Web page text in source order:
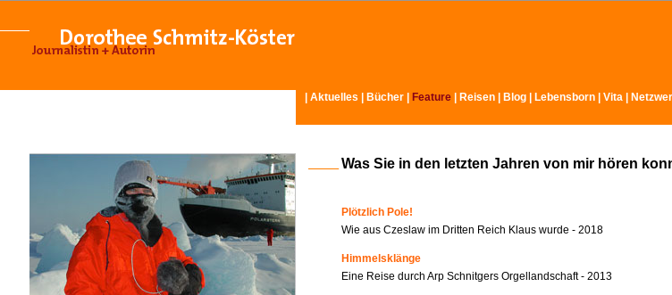
Aktuelles Bücher Feature Reisen Blog Lebensborn Vita
Was Sie in den letzten Jahren von mir hören
Plötzlich Pole!
Wie aus Czeslaw im Dritten Reich Klaus wurde - 2018
Himmelsklänge
Eine Reise durch Arp Schnitgers Orgellandschaft - 2013